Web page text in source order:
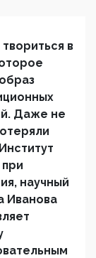
в
Даже не
научный
Иванова